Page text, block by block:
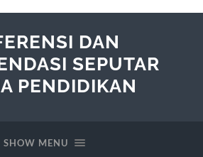
DAN
SEPUTAR
PENDIDIKAN
SHOW MENU